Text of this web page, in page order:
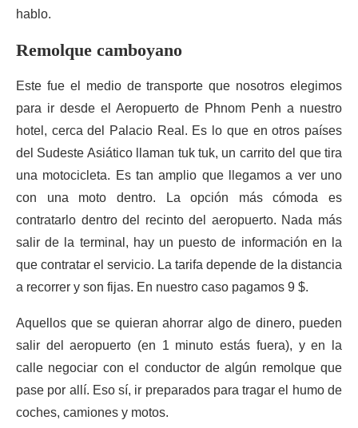
hablo.
Remolque camboyano
Este fue el medio de transporte que nosotros elegimos
para ir desde el Aeropuerto de Phnom Penh a nuestro
hotel, cerca del Palacio Real. Es lo que en otros países
del Sudeste Asiático llaman tuk tuk, un carrito del que tira
una motocicleta. Es tan amplio que llegamos a ver uno
con una moto dentro. La opción más cómoda es
contratarlo dentro del recinto del aeropuerto. Nada más
salir de la terminal, hay un puesto de información en la
que contratar el servicio. La tarifa depende de la distancia
a recorrer y son fijas. En nuestro caso pagamos 9 $.
Aquellos que se quieran ahorrar algo de dinero, pueden
salir del aeropuerto (en 1 minuto estás fuera), y en la
calle negociar con el conductor de algún remolque que
pase por allí. Eso sí, ir preparados para tragar el humo de
coches, camiones y motos.